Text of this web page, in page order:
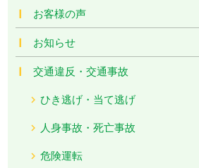
お客様の声
お知らせ
交通違反・交通事故
ひき逃げ・当て逃げ
人身事故・死亡事故
危険運転